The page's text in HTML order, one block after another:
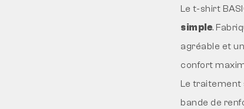
Le t-shirt
simple.
agréable et
confort
Le traitement
bande de